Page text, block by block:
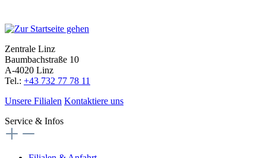
Zentrale Linz
Baumbachstraße 10
A-4020 Linz
Tel.: +43 732 77 78 11
Unsere Filialen Kontaktiere uns
Service & Infos